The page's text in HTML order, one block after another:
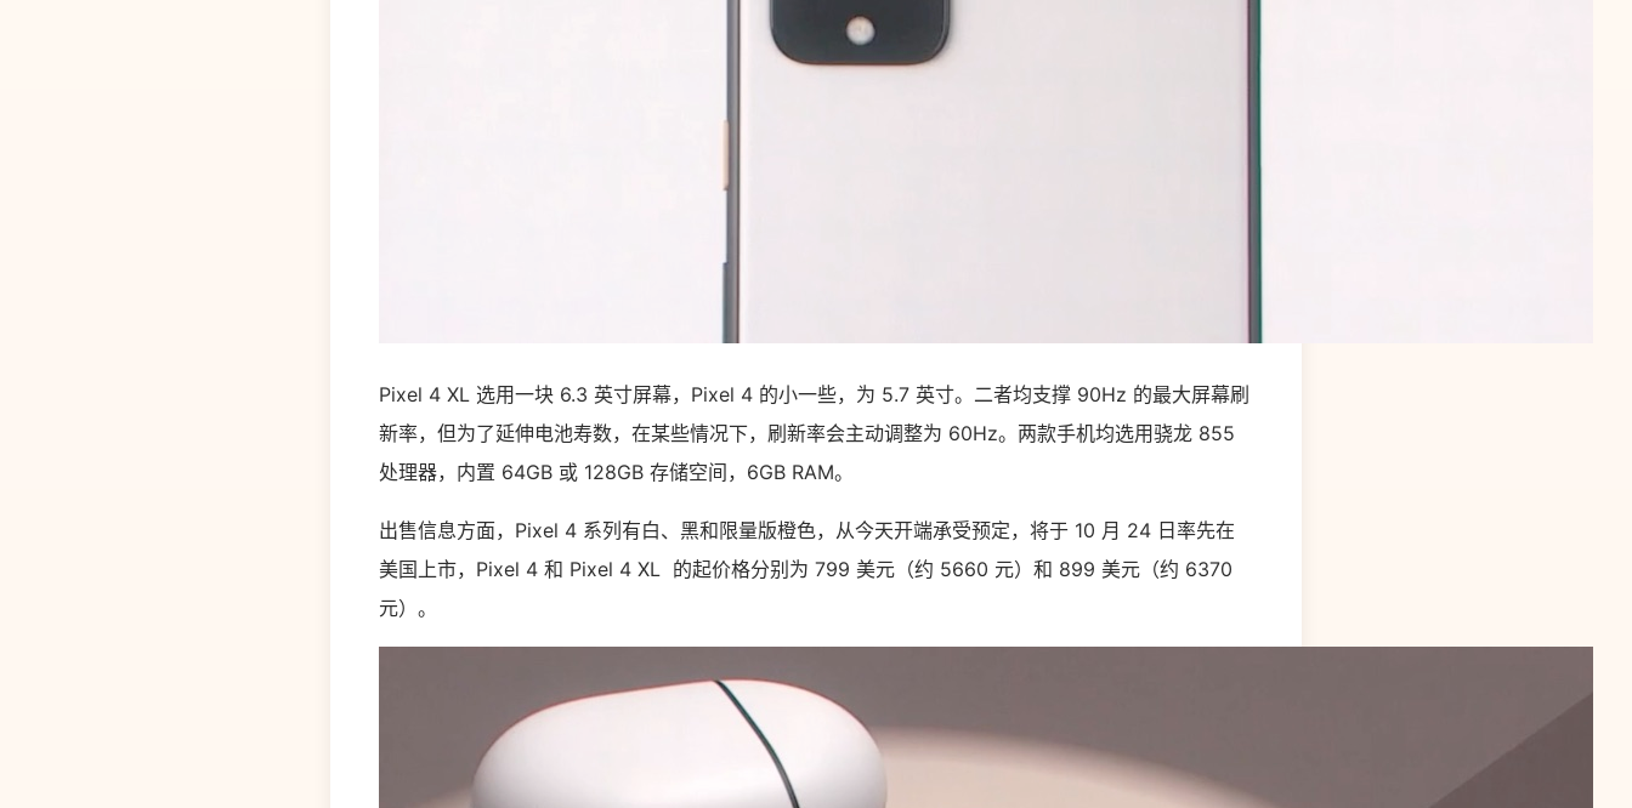
Pixel 4 XL 选用一块 6.3 英寸屏幕，Pixel 4 的小一些，为 5.7 英寸。二者均支撑 90Hz 的最大屏幕刷
新率，但为了延伸电池寿数，在某些情况下，刷新率会主动调整为 60Hz。两款手机均选用骁龙 855
处理器，内置 64GB 或 128GB 存储空间，6GB RAM。
出售信息方面，Pixel 4 系列有白、黑和限量版橙色，从今天开端承受预定，将于 10 月 24 日率先在
美国上市，Pixel 4 和 Pixel 4 XL 的起价格分别为 799 美元（约 5660 元）和 899 美元（约 6370
元）。